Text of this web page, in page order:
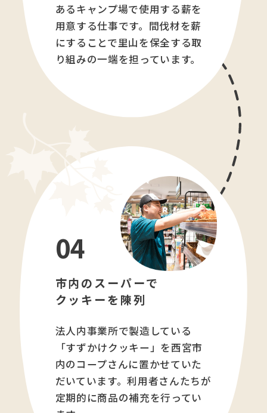
あるキャンプ場で使用する薪を
用意する仕事です。間伐材を薪
にすることで里山を保全する取
り組みの一端を担っています。
04
市内のスーパーで
クッキーを陳列
法人内事業所で製造している
「すずかけクッキー」を西宮市
内のコープさんに置かせていた
だいています。利用者さんたちが
定期的に商品の補充を行ってい